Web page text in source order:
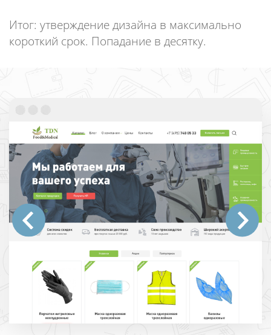
Итог: утверждение дизайна в максимально
короткий срок. Попадание в десятку.